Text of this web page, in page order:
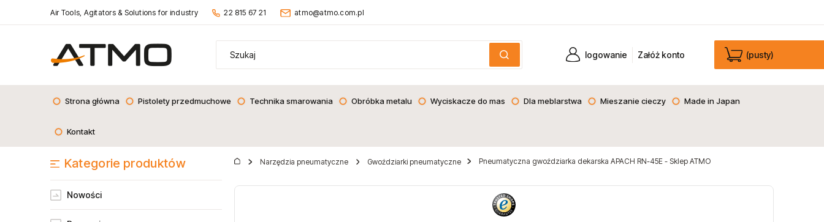
Air Tools, Agitators & Solutions for industry 22 815 67 21 atmo@atmo.com.pl
(pusty)
Załóż konto
logowanie
Strona główna Pistolety przedmuchowe Technika smarowania Obróbka metalu Wyciskacze do mas Dla meblarstwa Mieszanie cieczy Made in Japan
Kontakt
Kategorie produktów
Nowości
Narzędzia pneumatyczne Gwoździarki pneumatyczne Pneumatyczna gwoździarka dekarska APACH RN-45E - Sklep ATMO